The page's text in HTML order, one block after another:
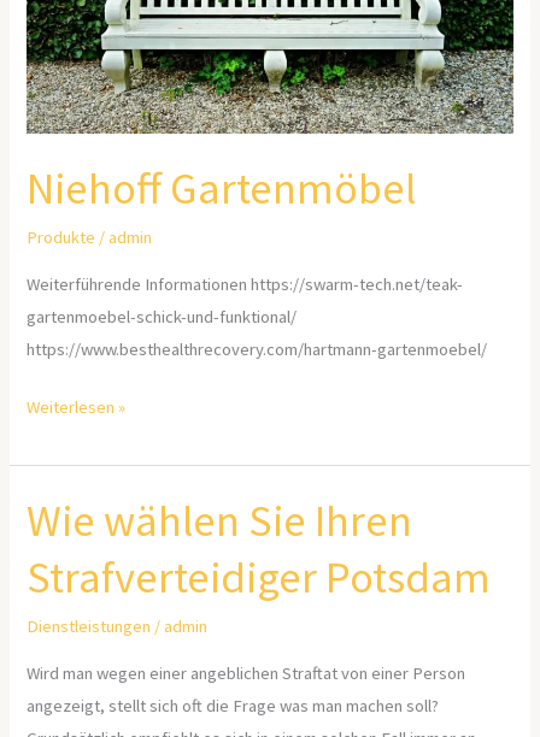
Niehoff Gartenmöbel
Produkte /admin
Weiterführende Informationen https://swarm-tech.net/teak-
gartenmoebel-schick-und-funktional/
https://www.besthealthrecovery.com/hartmann-gartenmoebel/
Weiterlesen »
Wie wählen Sie Ihren
Strafverteidiger Potsdam
Dienstleistungen /admin
Wird man wegen einer angeblichen Straftat von einer Person
angezeigt, stellt sich oft die Frage was man machen soll?
Wie
wählen
Sie
Strafverteidiger
Potsdam